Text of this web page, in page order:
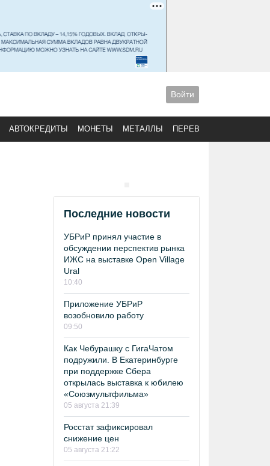
Войти
АВТОКРЕДИТЫ МОНЕТЫ МЕТАЛЛЫ ПЕРЕВОДЫ
Последние новости
УБРиР принял участие в
обсуждении перспектив рынка
ИЖС на выставке Open Village
Ural
10:40
Приложение УБРиР
возобновило работу
09:50
Как Чебурашку с ГигаЧатом
подружили. В Екатеринбурге
при поддержке Сбера
открылась выставка к юбилею
«Союзмультфильма»
05 августа 21:39
Росстат зафиксировал
снижение цен
05 августа 21:22